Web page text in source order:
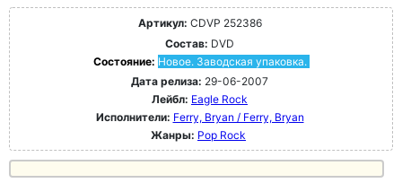
Артикул: CDVP 252386
Состав: DVD
Состояние: Новое. Заводская упаковка.
Дата релиза: 29-06-2007
Лейбл: Eagle Rock
Исполнители: Ferry, Bryan / Ferry, Bryan
Жанры: Pop Rock